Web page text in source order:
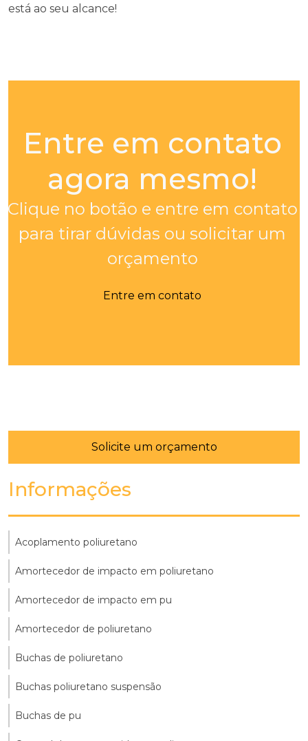
está ao seu alcance!
Entre em contato
agora mesmo!
Clique no botão e entre em contato
para tirar dúvidas ou solicitar um
orçamento
Entre em contato
Solicite um orçamento
Informações
Acoplamento poliuretano
Amortecedor de impacto em poliuretano
Amortecedor de impacto em pu
Amortecedor de poliuretano
Buchas de poliuretano
Buchas poliuretano suspensão
Buchas de pu